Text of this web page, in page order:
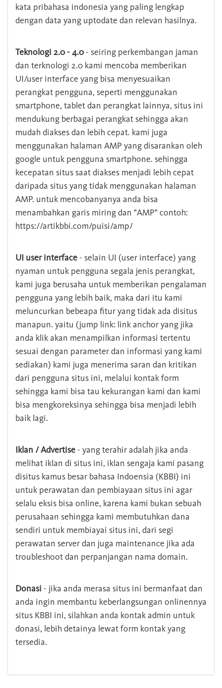
kata pribahasa indonesia yang paling lengkap
dengan data yang uptodate dan relevan hasilnya.
Teknologi 2.0 - 4.0- seiring perkembangan jaman
dan terknologi 2.0 kami mencoba memberikan
UI/user interface yang bisa menyesuaikan
perangkat pengguna, seperti menggunakan
smartphone, tablet dan perangkat lainnya, situs ini
mendukung berbagai perangkat sehingga akan
mudah diakses dan lebih cepat. kami juga
menggunakan halaman AMP yang disarankan oleh
google untuk pengguna smartphone. sehingga
kecepatan situs saat diakses menjadi lebih cepat
daripada situs yang tidak menggunakan halaman
AMP. untuk mencobanyanya anda bisa
menambahkan garis miring dan "AMP" contoh:
https://artikbbi.com/puisi/amp/
UI user interface - selain UI (user interface) yang
nyaman untuk pengguna segala jenis perangkat,
kami juga berusaha untuk memberikan pengalaman
pengguna yang lebih baik, maka dari itu kami
meluncurkan bebeapa fitur yang tidak ada disitus
manapun. yaitu (jump link: link anchor yang jika
anda klik akan menampilkan informasi tertentu
sesuai dengan parameter dan informasi yang kami
sediakan) kami juga menerima saran dan kritikan
dari pengguna situs ini, melalui kontak form
sehingga kami bisa tau kekurangan kami dan kami
bisa mengkoreksinya sehingga bisa menjadi lebih
baik lagi.
Iklan / Advertise - yang terahir adalah jika anda
melihat iklan di situs ini, iklan sengaja kami pasang
disitus kamus besar bahasa Indoensia (KBBI) ini
untuk perawatan dan pembiayaan situs ini agar
selalu eksis bisa online, karena kami bukan sebuah
perusahaan sehingga kami membutuhkan dana
sendiri untuk membiayai situs ini, dari segi
perawatan server dan juga maintenance jika ada
troubleshoot dan perpanjangan nama domain.
Donasi - jika anda merasa situs ini bermanfaat dan
anda ingin membantu keberlangsungan onlinennya
situs KBBI ini, silahkan anda kontak admin untuk
donasi, lebih detainya lewat form kontak yang
tersedia.